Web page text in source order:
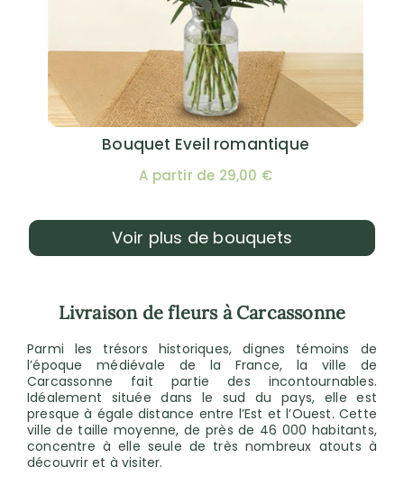
Bouquet Eveil romantique
A partir de 29,00 €
Voir plus de bouquets
Livraison de fleurs à Carcassonne
Parmi les trésors historiques, dignes témoins de
l’époque médiévale de la France, la ville de
Carcassonne fait partie des incontournables.
Idéalement située dans le sud du pays, elle est
presque à égale distance entre l’Est et l’Ouest. Cette
ville de taille moyenne, de près de 46 000 habitants,
concentre à elle seule de très nombreux atouts à
découvrir et à visiter.